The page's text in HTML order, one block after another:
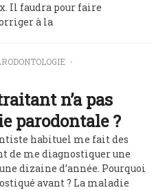
Il faudra pour faire
à la
n’a pas
parodontale ?
habituel me fait des
de me diagnostiquer une
dizaine d’année. Pourquoi
avant ? La maladie
il possible de retirer puis